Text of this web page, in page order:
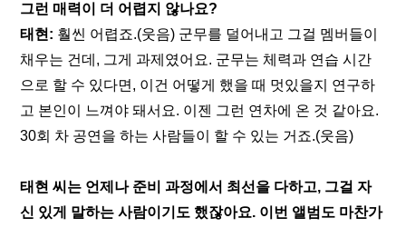
그런 매력이 더 어렵지 않나요?
태현: 훨씬 어렵죠.(웃음) 군무를 덜어내고 그걸 멤버들이
채우는 건데, 그게 과제였어요. 군무는 체력과 연습 시간
으로 할 수 있다면, 이건 어떻게 했을 때 멋있을지 연구하
고 본인이 느껴야 돼서요. 이젠 그런 연차에 온 것 같아요.
30회 차 공연을 하는 사람들이 할 수 있는 거죠.(웃음)
태현 씨는 언제나 준비 과정에서 최선을 다하고, 그걸 자
신 있게 말하는 사람이기도 했잖아요. 이번 앨범도 마찬가